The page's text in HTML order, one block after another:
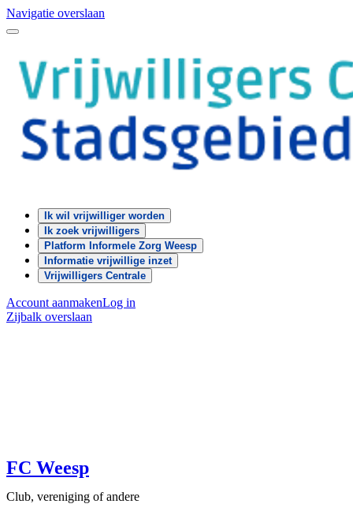
Navigatie overslaan
Ik wil vrijwilliger worden
Ik zoek vrijwilligers
Platform Informele Zorg Weesp
Informatie vrijwillige inzet
Vrijwilligers Centrale
Account aanmakenLog in
Zijbalk overslaan
FC Weesp
Club, vereniging of andere